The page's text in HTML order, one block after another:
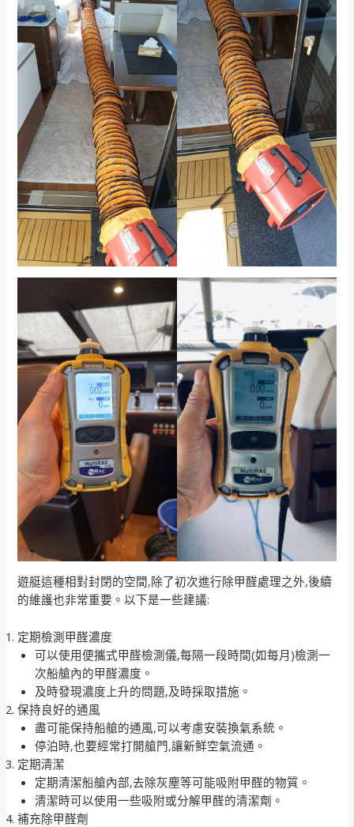
遊艇這種相對封閉的空間,除了初次進行除甲醛處理之外,後續
的維護也非常重要。以下是一些建議:
定期檢測甲醛濃度
可以使用便攜式甲醛檢測儀,每隔一段時間(如每月)檢測一
次船艙內的甲醛濃度。
及時發現濃度上升的問題,及時採取措施。
保持良好的通風
盡可能保持船艙的通風,可以考慮安裝換氣系統。
停泊時,也要經常打開艙門,讓新鮮空氣流通。
定期清潔
定期清潔船艙內部,去除灰塵等可能吸附甲醛的物質。
清潔時可以使用一些吸附或分解甲醛的清潔劑。
補充除甲醛劑